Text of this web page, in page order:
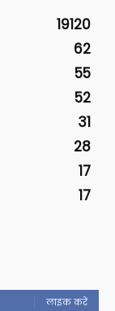
19120
62
55
52
31
28
17
17
लाइक करें